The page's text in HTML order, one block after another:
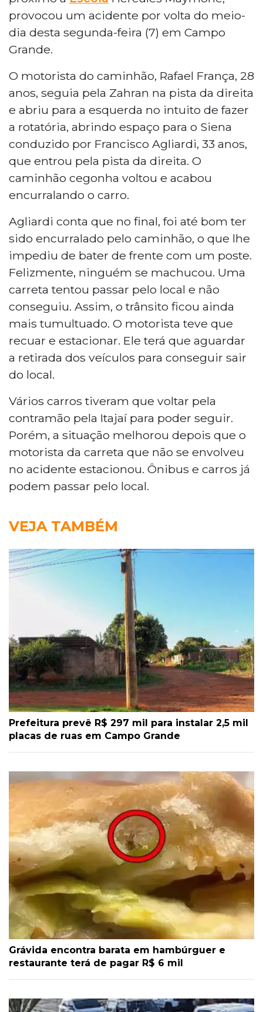
provocou um acidente por volta do meio-
dia desta segunda-feira (7) em Campo
Grande.
O motorista do caminhão, Rafael França, 28
anos, seguia pela Zahran na pista da direita
e abriu para a esquerda no intuito de fazer
a rotatória, abrindo espaço para o Siena
conduzido por Francisco Agliardi, 33 anos,
que entrou pela pista da direita. O
caminhão cegonha voltou e acabou
encurralando o carro.
Agliardi conta que no final, foi até bom ter
sido encurralado pelo caminhão, o que lhe
impediu de bater de frente com um poste.
Felizmente, ninguém se machucou. Uma
carreta tentou passar pelo local e não
conseguiu. Assim, o trânsito ficou ainda
mais tumultuado. O motorista teve que
recuar e estacionar. Ele terá que aguardar
a retirada dos veículos para conseguir sair
do local.
Vários carros tiveram que voltar pela
contramão pela Itajaí para poder seguir.
Porém, a situação melhorou depois que o
motorista da carreta que não se envolveu
no acidente estacionou. Ônibus e carros já
podem passar pelo local.
VEJA TAMBÉM
Prefeitura prevê R$ 297 mil para instalar 2,5 mil
placas de ruas em Campo Grande
Grávida encontra barata em hambúrguer e
restaurante terá de pagar R$ 6 mil